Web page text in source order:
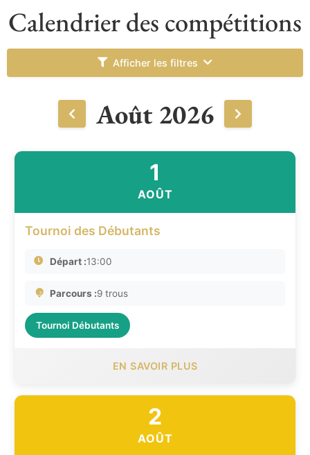
Calendrier des compétitions
Afficher les filtres
Août 2026
1
AOÛT
Tournoi des Débutants
Départ :13:00
Parcours :9 trous
Tournoi Débutants
EN SAVOIR PLUS
2
AOÛT